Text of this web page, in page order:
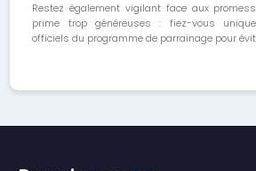
Restez également vigilant face aux
prime trop généreuses : fiez-vous
officiels du programme de parrainage pour